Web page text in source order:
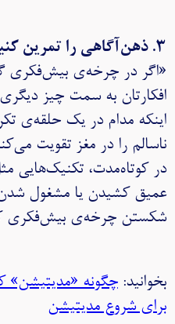
۳. ذهن‌آگاهی را تمرین کنید
«اگر در چرخه‌ی بیش‌فکری
افکارتان به سمت چیز
اینکه مدام در یک حلقه‌ی
ناسالم را در مغز تقویت
در کوتاه‌مدت، تکنیک‌هایی
عمیق کشیدن یا مشغول شدن
شکستن چرخه‌ی بیش‌فکری
بخوانید:چگونه «مدیتیشن»
برای شروع مدیتیشن